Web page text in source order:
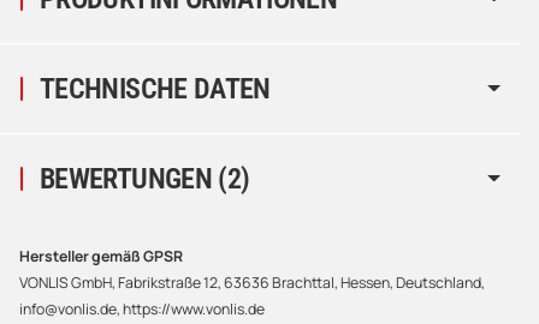
TECHNISCHE DATEN
BEWERTUNGEN (2)
Hersteller gemäß GPSR
VONLIS GmbH, Fabrikstraße 12, 63636 Brachttal, Hessen, Deutschland,
info@vonlis.de, https://www.vonlis.de